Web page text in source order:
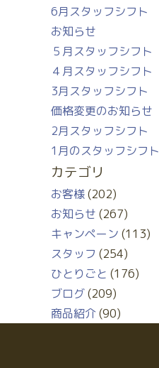
6月スタッフシフト
お知らせ
５月スタッフシフト
４月スタッフシフト
3月スタッフシフト
価格変更のお知らせ
2月スタッフシフト
1月のスタッフシフト
カテゴリ
お客様(202)
お知らせ (267)
キャンペーン (113)
スタッフ (254)
ひとりごと (176)
ブログ(209)
商品紹介 (90)